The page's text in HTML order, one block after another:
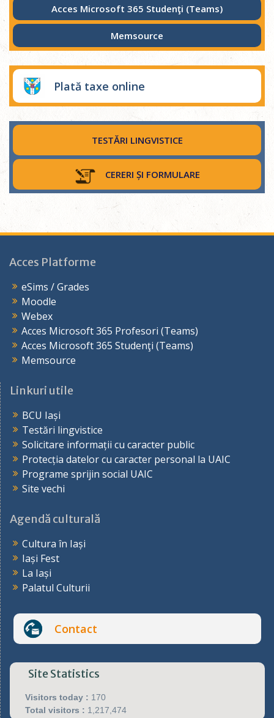
Acces Microsoft 365 Studenţi (Teams)
Memsource
Plată taxe online
TESTĂRI LINGVISTICE
CERERI ȘI FORMULARE
Acces Platforme
eSims / Grades
Moodle
Webex
Acces Microsoft 365 Profesori (Teams)
Acces Microsoft 365 Studenţi (Teams)
Memsource
Linkuri utile
BCU Iași
Testări lingvistice
Solicitare informații cu caracter public
Protecția datelor cu caracter personal la UAIC
Programe sprijin social UAIC
Site vechi
Agendă culturală
Cultura în Iași
Iași Fest
La Iași
Palatul Culturii
Contact
Site Statistics
Visitors today : 170
Total visitors : 1,217,474